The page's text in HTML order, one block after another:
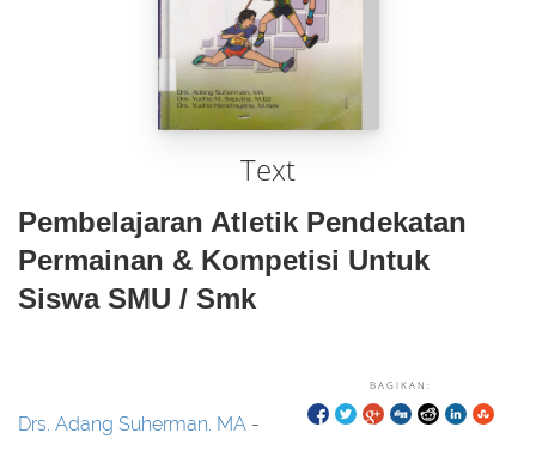
Text
Pembelajaran Atletik Pendekatan
Permainan & Kompetisi Untuk
Siswa SMU / Smk
BAGIKAN:
Drs. Adang Suherman. MA -